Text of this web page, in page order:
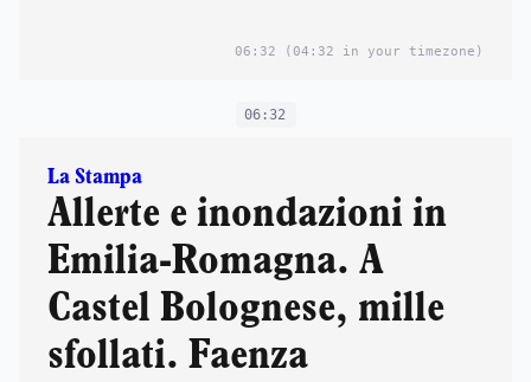
06:32 (04:32 in your timezone)
06:32
La Stampa
Allerte e inondazioni in
Emilia-Romagna. A
Castel Bolognese, mille
sfollati. Faenza